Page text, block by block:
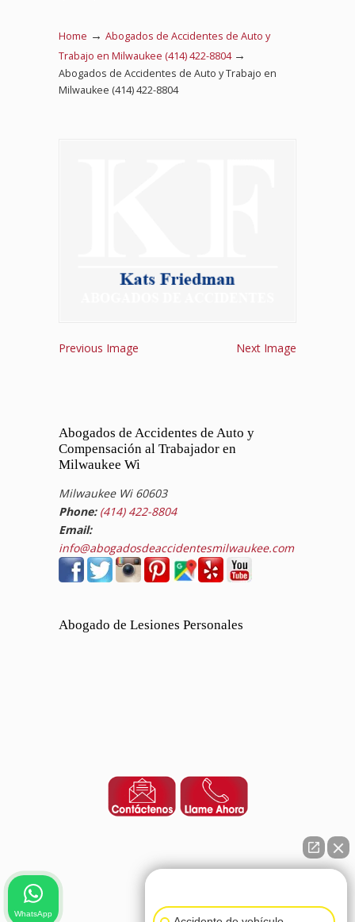
Home → Abogados de Accidentes de Auto y
Trabajo en Milwaukee (414) 422-8804 →
Abogados de Accidentes de Auto y Trabajo en
Milwaukee (414) 422-8804
Previous Image Next Image
Abogados de Accidentes de Auto y
Compensación al Trabajador en
Milwaukee Wi
Milwaukee Wi 60603
Phone: (414) 422-8804
Email:
info@abogadosdeaccidentesmilwaukee.com
Abogado de Lesiones Personales
WhatsApp